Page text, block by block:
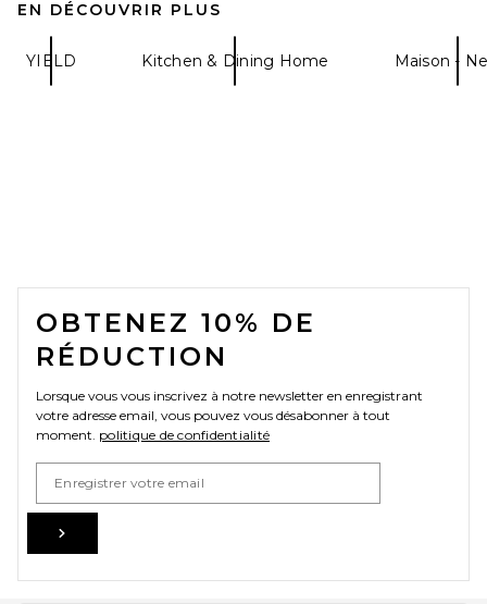
EN DÉCOUVRIR PLUS
YIELD Kitchen & Dining Home Maison -
FOOTER
OBTENEZ 10% DE
RÉDUCTION
Lorsque vous vous inscrivez à notre newsletter en enregistrant
votre adresse email, vous pouvez vous désabonner à tout
moment. politique de confidentialité